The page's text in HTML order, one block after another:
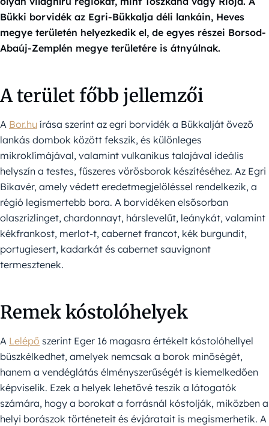
Bükki borvidék az Egri-Bükkalja déli lankáin, Heves
megye területén helyezkedik el, de egyes részei Borsod-
Abaúj-Zemplén megye területére is átnyúlnak.
A terület főbb jellemzői
A Bor.hu írása szerint az egri borvidék a Bükkalját övező
lankás dombok között fekszik, és különleges
mikroklímájával, valamint vulkanikus talajával ideális
helyszín a testes, fűszeres vörösborok készítéséhez. Az Egri
Bikavér, amely védett eredetmegjelöléssel rendelkezik, a
régió legismertebb bora. A borvidéken elsősorban
olaszrizlinget, chardonnayt, hárslevelűt, leánykát, valamint
kékfrankost, merlot-t, cabernet francot, kék burgundit,
portugiesert, kadarkát és cabernet sauvignont
termesztenek.
Remek kóstolóhelyek
A Lelépő szerint Eger 16 magasra értékelt kóstolóhellyel
büszkélkedhet, amelyek nemcsak a borok minőségét,
hanem a vendéglátás élményszerűségét is kiemelkedően
képviselik. Ezek a helyek lehetővé teszik a látogatók
számára, hogy a borokat a forrásnál kóstolják, miközben a
helyi borászok történeteit és évjáratait is megismerhetik. A